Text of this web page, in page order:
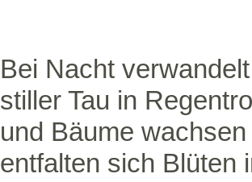
Bei Nacht
stiller Tau in
und Bäume
entfalten sich Blüten